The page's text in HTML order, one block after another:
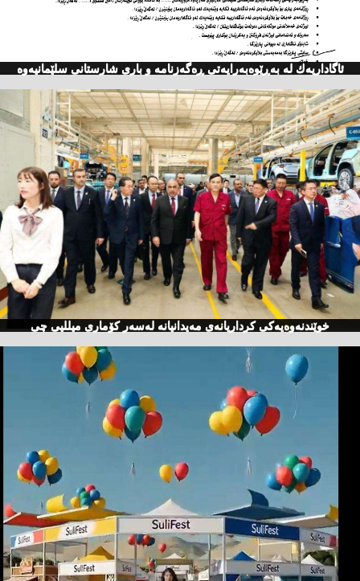
ئاگاداریه‌ك له‌ به‌ڕێوه‌به‌رایه‌تی ڕه‌گه‌زنامه‌ و باری شارستانی سلێمانیه‌وه‌
خوێندنەوەیەكی كرداریانەی مەیدانیانە لەسەر كۆماری میللیی چی